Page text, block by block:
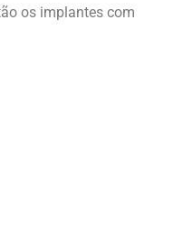
os implantes com